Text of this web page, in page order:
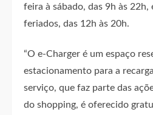
feira à sábado, das 9h às 22h,
feriados, das 12h às 20h.
“O e-Charger é um espaço
estacionamento para a
serviço, que faz parte das
do shopping, é oferecido